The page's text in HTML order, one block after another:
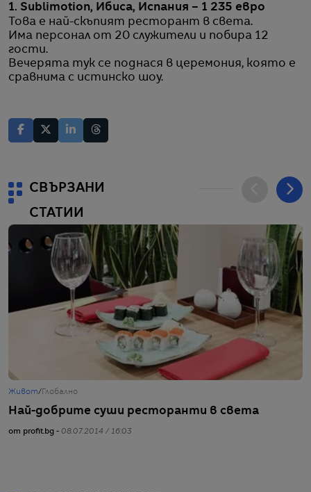
1. Sublimotion, Ибиса, Испания – 1 235 евро
Това е най-скъпият ресторант в света.
Има персонал от 20 служители и побира 12
гости.
Вечерята тук се поднася в церемония, която е
сравнима с истинско шоу.
СВЪРЗАНИ
СТАТИИ
Живот/ Глобално
Най-добрите суши ресторанти в света
от profit.bg - 08.07.2014 / 16:03